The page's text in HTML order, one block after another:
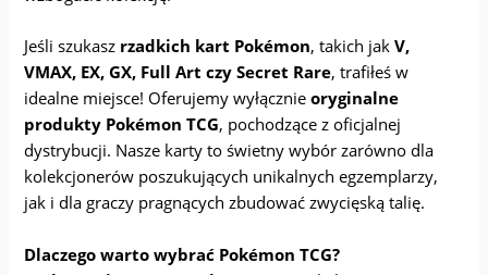
Jeśli szukasz rzadkich kart Pokémon, takich jakV,
VMAX, EX, GX, Full Art czy Secret Rare, trafiłeś w
idealne miejsce! Oferujemy wyłącznieoryginalne
produkty Pokémon TCG, pochodzące z oficjalnej
dystrybucji. Nasze karty to świetny wybór zarówno dla
kolekcjonerów poszukujących unikalnych egzemplarzy,
jak i dla graczy pragnących zbudować zwycięską talię.
Dlaczego warto wybrać Pokémon TCG?